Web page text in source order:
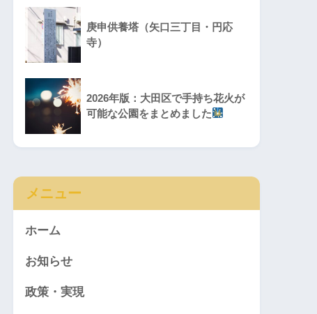
庚申供養塔（矢口三丁目・円応
寺）
2026年版：大田区で手持ち花火が
可能な公園をまとめました
メニュー
ホーム
お知らせ
政策・実現